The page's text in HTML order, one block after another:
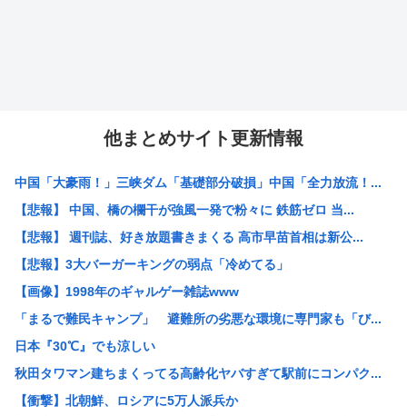
他まとめサイト更新情報
中国「大豪雨！」三峡ダム「基礎部分破損」中国「全力放流！...
【悲報】 中国、橋の欄干が強風一発で粉々に 鉄筋ゼロ 当...
【悲報】 週刊誌、好き放題書きまくる 高市早苗首相は新公...
【悲報】3大バーガーキングの弱点「冷めてる」
【画像】1998年のギャルゲー雑誌www
「まるで難民キャンプ」 避難所の劣悪な環境に専門家も「び...
日本『30℃』でも涼しい
秋田タワマン建ちまくってる高齢化ヤバすぎて駅前にコンパク...
【衝撃】北朝鮮、ロシアに5万人派兵か